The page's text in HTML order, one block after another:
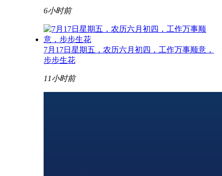
6小时前
7月17日星期五，农历六月初四，工作万事顺意，
步步生花
11小时前